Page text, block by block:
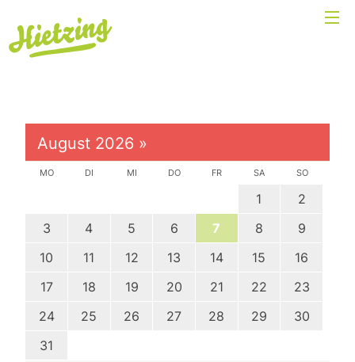
August 2026 »
MO DI MI DO FR SA SO
1
2
3
4 5 6 7 8
9
10
11 12 13 14 15
16
17
18 19 20 21 22
23
24
25 26 27 28 29
30
31